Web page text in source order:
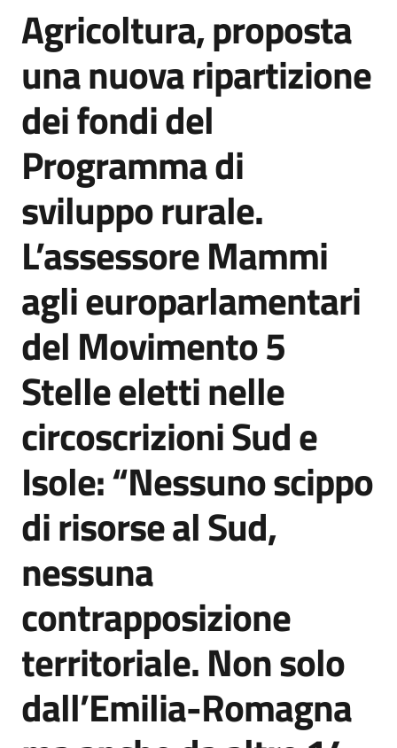
Agenzia
di
informazione
e
comunicazione
Seguici
Salta al contenuto
Agricoltura, proposta
una nuova ripartizione
dei fondi del
Programma di
sviluppo rurale.
L’assessore Mammi
agli europarlamentari
del Movimento 5
Stelle eletti nelle
circoscrizioni Sud e
Isole: “Nessuno scippo
di risorse al Sud,
nessuna
contrapposizione
territoriale. Non solo
dall’Emilia-Romagna